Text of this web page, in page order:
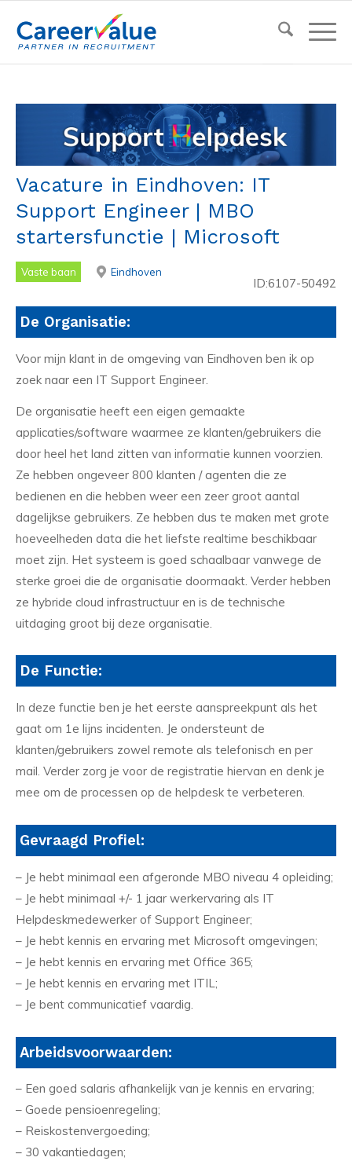
Vacature in Eindhoven: IT
Support Engineer | MBO
startersfunctie | Microsoft
Vaste baan Eindhoven
ID:6107-50492
De Organisatie:
Voor mijn klant in de omgeving van Eindhoven ben ik op
zoek naar een IT Support Engineer.
De organisatie heeft een eigen gemaakte
applicaties/software waarmee ze klanten/gebruikers die
door heel het land zitten van informatie kunnen voorzien.
Ze hebben ongeveer 800 klanten / agenten die ze
bedienen en die hebben weer een zeer groot aantal
dagelijkse gebruikers. Ze hebben dus te maken met grote
hoeveelheden data die het liefste realtime beschikbaar
moet zijn. Het systeem is goed schaalbaar vanwege de
sterke groei die de organisatie doormaakt. Verder hebben
ze hybride cloud infrastructuur en is de technische
uitdaging groot bij deze organisatie.
De Functie:
In deze functie ben je het eerste aanspreekpunt als het
gaat om 1e lijns incidenten. Je ondersteunt de
klanten/gebruikers zowel remote als telefonisch en per
mail. Verder zorg je voor de registratie hiervan en denk je
mee om de processen op de helpdesk te verbeteren.
Gevraagd Profiel:
– Je hebt minimaal een afgeronde MBO niveau 4 opleiding;
– Je hebt minimaal +/- 1 jaar werkervaring als IT
Helpdeskmedewerker of Support Engineer;
– Je hebt kennis en ervaring met Microsoft omgevingen;
– Je hebt kennis en ervaring met Office 365;
– Je hebt kennis en ervaring met ITIL;
– Je bent communicatief vaardig.
Arbeidsvoorwaarden:
– Een goed salaris afhankelijk van je kennis en ervaring;
– Goede pensioenregeling;
– Reiskostenvergoeding;
– 30 vakantiedagen;